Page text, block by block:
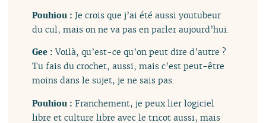
Pouhiou :Je crois que j’ai été aussi youtubeur
du cul, mais on ne va pas en parler aujourd’hui.
Gee :Voilà, qu’est-ce qu’on peut dire d’autre ?
Tu fais du crochet, aussi, mais c’est peut-être
moins dans le sujet, je ne sais pas.
Pouhiou :Franchement, je peux lier logiciel
libre et culture libre avec le tricot aussi, mais